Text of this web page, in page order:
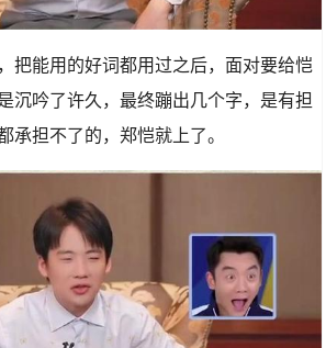
把能用的好词都用过之后，面对要给恺
沉吟了许久，最终蹦出几个字，是有担
承担不了的，郑恺就上了。